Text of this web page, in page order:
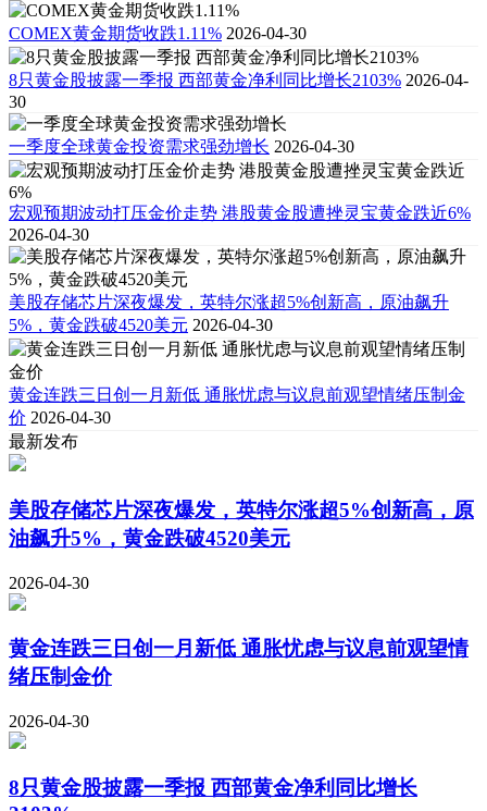
COMEX黄金期货收跌1.11% 2026-04-30
8只黄金股披露一季报 西部黄金净利同比增长2103% 2026-04-
30
一季度全球黄金投资需求强劲增长 2026-04-30
宏观预期波动打压金价走势 港股黄金股遭挫灵宝黄金跌近6%
2026-04-30
美股存储芯片深夜爆发，英特尔涨超5%创新高，原油飙升
5%，黄金跌破4520美元 2026-04-30
黄金连跌三日创一月新低 通胀忧虑与议息前观望情绪压制金
价 2026-04-30
最新发布
美股存储芯片深夜爆发，英特尔涨超5%创新高，原
油飙升5%，黄金跌破4520美元
2026-04-30
黄金连跌三日创一月新低 通胀忧虑与议息前观望情
绪压制金价
2026-04-30
8只黄金股披露一季报 西部黄金净利同比增长